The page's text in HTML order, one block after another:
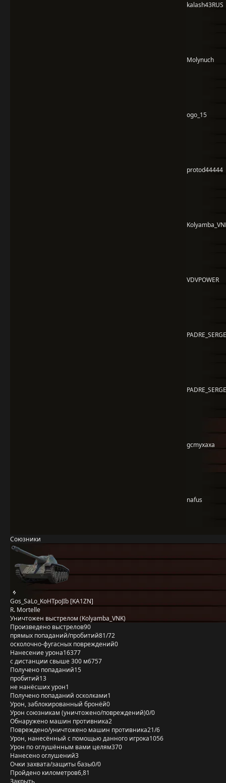
kalash43RUS
Molynuch
ogo_15
protod44444
VDVPOWER
gcmyxaxa
nafus
Союзники
Gos_SaLo_KoHTpoJIb [KA1ZN]
R. Mortelle
Уничтожен выстрелом (Kolyamba_VNK)
Произведено выстрелов90
прямых попаданий/пробитий81/72
осколочно-фугасных повреждений0
Нанесение урона16377
с дистанции свыше 300 м6757
Получено попаданий15
пробитий13
не нанёсших урон1
Получено попаданий осколками1
Урон, заблокированный бронёй0
Урон союзникам (уничтожено/повреждений)0/0
Обнаружено машин противника2
Повреждено/уничтожено машин противника21/6
Урон, нанесённый с помощью данного игрока1056
Урон по оглушённым вами целям370
Нанесено оглушений3
Очки захвата/защиты базы0/0
Пройдено километров6,81
Закрыть